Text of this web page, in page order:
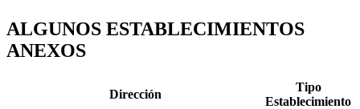
ALGUNOS ESTABLECIMIENTOS
ANEXOS
Dirección
Tipo
Establecimiento